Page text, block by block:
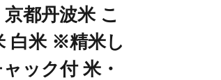
都丹波米 こ
白米 ※精米し
ック付 米・